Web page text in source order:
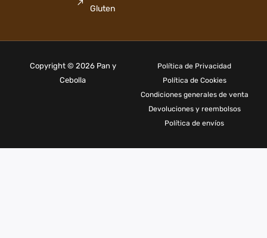
Gluten
Copyright © 2026 Pan y
Cebolla
Política de Privacidad
Política de Cookies
Condiciones generales de venta
Devoluciones y reembolsos
Política de envíos